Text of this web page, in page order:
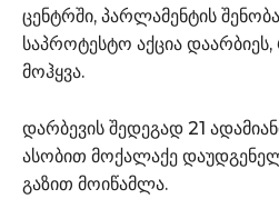
ცენტრში, პარლამენტის
საპროტესტო აქცია
მოჰყვა.
დარბევის შედეგად 21
ასობით მოქალაქე
გაზით მოიწამლა.